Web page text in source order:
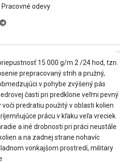
Pracovné odevy
15 000 g/m 2 /24 hod, tzn.
prepracovaný strih a pružný,
v pohybe zvýšený pás
časti pri predklone veľmi pevný
voči predratiu použitý v oblasti kolien
prácu v kľaku veľa vreciek
a iné drobnosti pri práci neustále
a na zadnej strane nohavíc
vonkajšom prostredí, military